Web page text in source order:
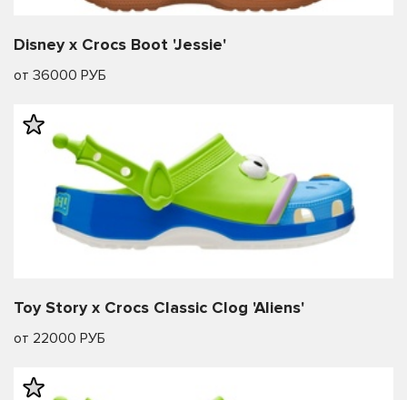
Disney x Crocs Boot 'Jessie'
от 36000 РУБ
Toy Story x Crocs Classic Clog 'Aliens'
от 22000 РУБ